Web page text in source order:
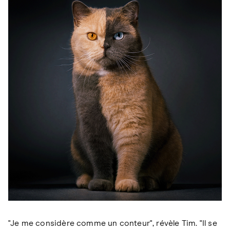
"Je me considère comme un conteur", révèle Tim. "Il se